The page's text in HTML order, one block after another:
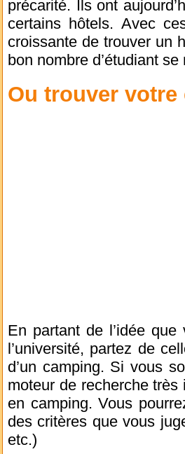
précarité. Ils ont
certains hôtels. Avec
croissante de trouver un
bon nombre d’étudiant
Ou trouver
En partant de l’idée
l’université, partez de
d’un camping. Si vous
moteur de recherche
en camping. Vous
des critères que vous
etc.)